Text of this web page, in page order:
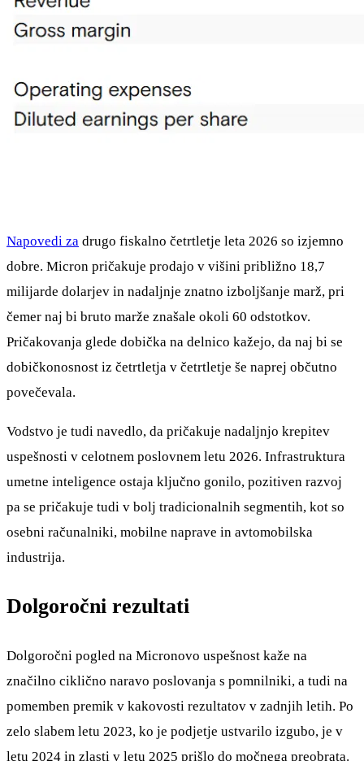
Napovedi za drugo fiskalno četrtletje leta 2026 so izjemno
dobre. Micron pričakuje prodajo v višini približno 18,7
milijarde dolarjev in nadaljnje znatno izboljšanje marž, pri
čemer naj bi bruto marže znašale okoli 60 odstotkov.
Pričakovanja glede dobička na delnico kažejo, da naj bi se
dobičkonosnost iz četrtletja v četrtletje še naprej občutno
povečevala.
Vodstvo je tudi navedlo, da pričakuje nadaljnjo krepitev
uspešnosti v celotnem poslovnem letu 2026. Infrastruktura
umetne inteligence ostaja ključno gonilo, pozitiven razvoj
pa se pričakuje tudi v bolj tradicionalnih segmentih, kot so
osebni računalniki, mobilne naprave in avtomobilska
industrija.
Dolgoročni rezultati
Dolgoročni pogled na Micronovo uspešnost kaže na
značilno ciklično naravo poslovanja s pomnilniki, a tudi na
pomemben premik v kakovosti rezultatov v zadnjih letih. Po
zelo slabem letu 2023, ko je podjetje ustvarilo izgubo, je v
letu 2024 in zlasti v letu 2025 prišlo do močnega preobrata.